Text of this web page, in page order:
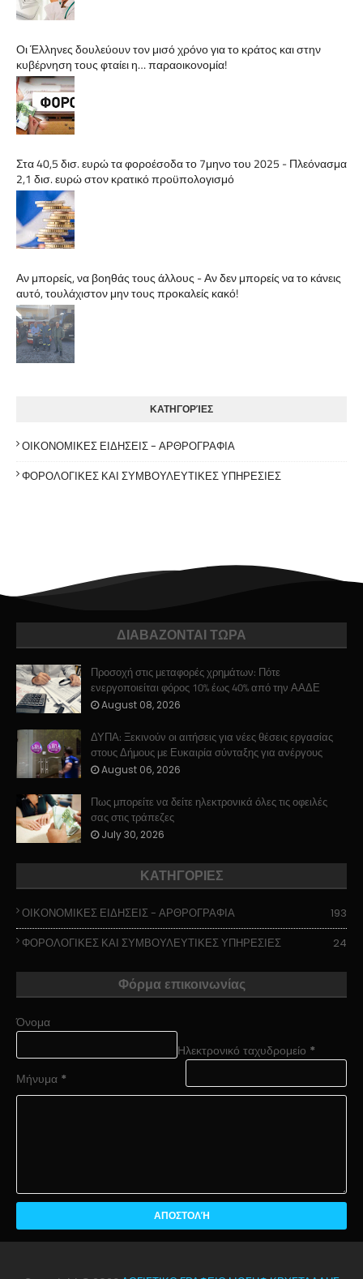
Οι Έλληνες δουλεύουν τον μισό χρόνο για το κράτος και στην
κυβέρνηση τους φταίει η… παραοικονομία!
Στα 40,5 δισ. ευρώ τα φοροέσοδα το 7μηνο του 2025 - Πλεόνασμα
2,1 δισ. ευρώ στον κρατικό προϋπολογισμό
Αν μπορείς, να βοηθάς τους άλλους - Αν δεν μπορείς να το κάνεις
αυτό, τουλάχιστον μην τους προκαλείς κακό!
ΚΑΤΗΓΟΡΊΕΣ
ΟΙΚΟΝΟΜΙΚΕΣ ΕΙΔΗΣΕΙΣ - ΑΡΘΡΟΓΡΑΦΙΑ
ΦΟΡΟΛΟΓΙΚΕΣ ΚΑΙ ΣΥΜΒΟΥΛΕΥΤΙΚΕΣ ΥΠΗΡΕΣΙΕΣ
ΔΙΑΒΑΖΟΝΤΑΙ ΤΩΡΑ
Προσοχή στις μεταφορές χρημάτων: Πότε
ενεργοποιείται φόρος 10% έως 40% από την ΑΑΔΕ
August 08, 2026
ΔΥΠΑ: Ξεκινούν οι αιτήσεις για νέες θέσεις εργασίας
στους Δήμους με Ευκαιρία σύνταξης για ανέργους
August 06, 2026
Πως μπορείτε να δείτε ηλεκτρονικά όλες τις οφειλές
σας στις τράπεζες
July 30, 2026
ΚΑΤΗΓΟΡΙΕΣ
ΟΙΚΟΝΟΜΙΚΕΣ ΕΙΔΗΣΕΙΣ - ΑΡΘΡΟΓΡΑΦΙΑ
193
ΦΟΡΟΛΟΓΙΚΕΣ ΚΑΙ ΣΥΜΒΟΥΛΕΥΤΙΚΕΣ ΥΠΗΡΕΣΙΕΣ
24
Φόρμα επικοινωνίας
Όνομα
Ηλεκτρονικό ταχυδρομείο *
Μήνυμα *